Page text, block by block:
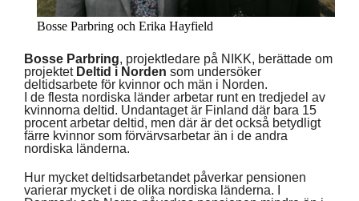
Bosse Parbring och Erika Hayfield
Bosse Parbring, projektledare på NIKK, berättade om
projektet Deltid i Norden som undersöker
deltidsarbete för kvinnor och män i Norden.
I de flesta nordiska länder arbetar runt en tredjedel av
kvinnorna deltid. Undantaget är Finland där bara 15
procent arbetar deltid, men där är det också betydligt
färre kvinnor som förvärvsarbetar än i de andra
nordiska länderna.
Hur mycket deltidsarbetandet påverkar pensionen
varierar mycket i de olika nordiska länderna. I